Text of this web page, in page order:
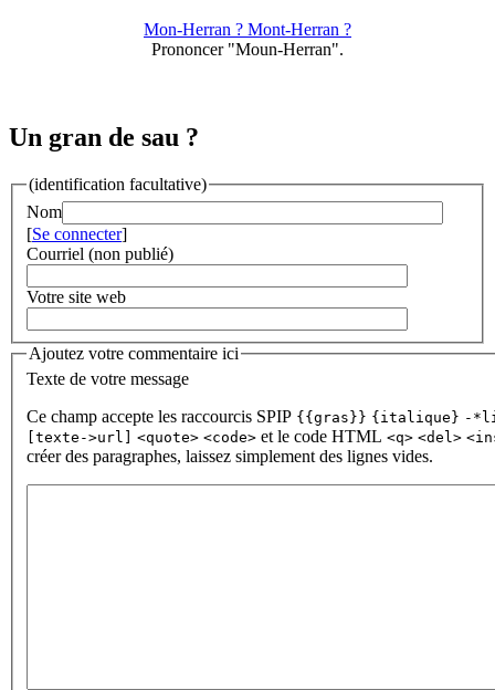
Mon-Herran ? Mont-Herran ?
Prononcer "Moun-Herran".
Un gran de sau ?
(identification facultative)
Nom
[Se connecter]
Courriel (non publié)
Votre site web
Ajoutez votre commentaire ici
Texte de votre message
Ce champ accepte les raccourcis SPIP {{gras}} {italique} -
[texte->url]
<quote> <code> et le code HTML <q> <del>
créer des paragraphes, laissez simplement des lignes vides.